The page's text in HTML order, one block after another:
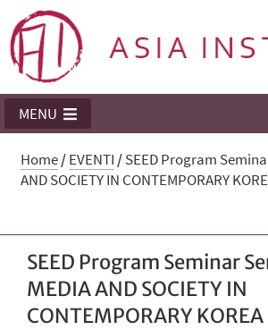
MENU
Home/EVENTI /SEED Program
AND SOCIETY IN CONTEMPORARY
SEED Program Seminar
MEDIA AND SOCIETY IN
CONTEMPORARY KOREA